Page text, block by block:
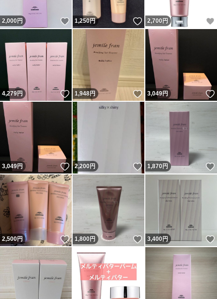
2,000円 いいね！
1,250円 いいね！
2,700 円
4,279円 いいね！
1,948円 いいね！
3,049円
3,049円 いいね！
2,200円 いいね！
1,870円
2,500円 いいね！
1,800円 いいね！
3,400円